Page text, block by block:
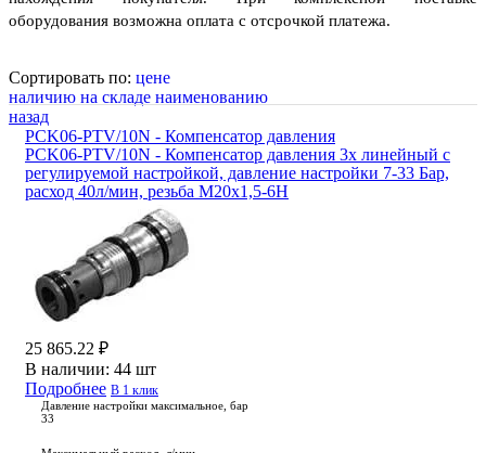
оборудования возможна оплата с отсрочкой платежа.
Сортировать по: цене
наличию на складе наименованию
назад
PCK06-PTV/10N - Компенсатор давления
PCK06-PTV/10N - Компенсатор давления 3х линейный с
регулируемой настройкой, давление настройки 7-33 Бар,
расход 40л/мин, резьба M20x1,5-6H
25 865.22 ₽
В наличии: 44 шт
Подробнее В 1 клик
Давление настройки максимальное, бар
33